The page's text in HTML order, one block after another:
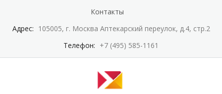
Контакты
Адрес: 105005, г. Москва Аптекарский переулок, д.4, стр.2
Телефон: +7 (495) 585-1161